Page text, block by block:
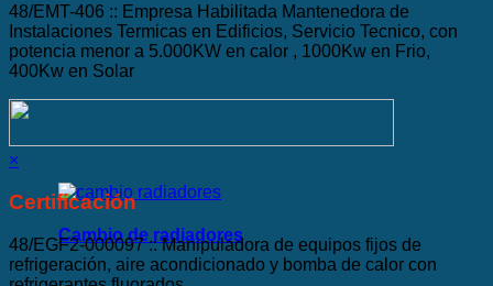
Cambio de radiadores
48/EMT-406 :: Empresa Habilitada Mantenedora de
Instalaciones Termicas en Edificios, Servicio Tecnico, con
potencia menor a 5.000KW en calor , 1000Kw en Frio,
400Kw en Solar
×
Certificación
48/EGF2-000097 :: Manipuladora de equipos fijos de
refrigeración, aire acondicionado y bomba de calor con